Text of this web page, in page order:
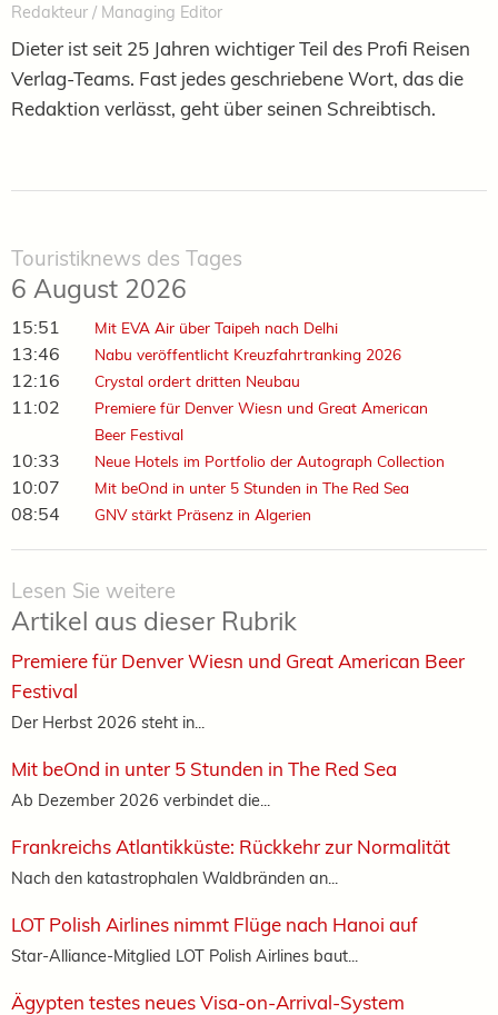
Redakteur / Managing Editor
Dieter ist seit 25 Jahren wichtiger Teil des Profi Reisen
Verlag-Teams. Fast jedes geschriebene Wort, das die
Redaktion verlässt, geht über seinen Schreibtisch.
Touristiknews des Tages
6 August 2026
15:51 Mit EVA Air über Taipeh nach Delhi
13:46 Nabu veröffentlicht Kreuzfahrtranking 2026
12:16 Crystal ordert dritten Neubau
11:02
Premiere für Denver Wiesn und Great American
Beer Festival
10:33 Neue Hotels im Portfolio der Autograph Collection
10:07 Mit beOnd in unter 5 Stunden in The Red Sea
08:54 GNV stärkt Präsenz in Algerien
Lesen Sie weitere
Artikel aus dieser Rubrik
Premiere für Denver Wiesn und Great American Beer
Festival
Der Herbst 2026 steht in...
Mit beOnd in unter 5 Stunden in The Red Sea
Ab Dezember 2026 verbindet die...
Frankreichs Atlantikküste: Rückkehr zur Normalität
Nach den katastrophalen Waldbränden an...
LOT Polish Airlines nimmt Flüge nach Hanoi auf
Star-Alliance-Mitglied LOT Polish Airlines baut...
Ägypten testes neues Visa-on-Arrival-System